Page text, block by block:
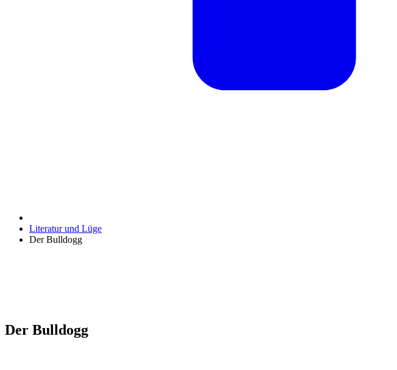
Literatur und Lüge
Der Bulldogg
Der Bulldogg